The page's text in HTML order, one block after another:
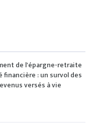
de l'épargne-retraite
financière : un survol des
versés à vie